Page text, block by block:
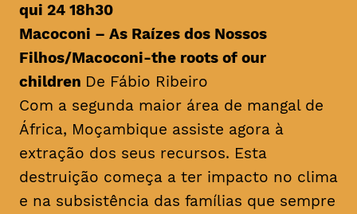
qui 24 18h30
Macoconi – As Raízes dos Nossos
Filhos/Macoconi-the roots of our
children De Fábio Ribeiro
Com a segunda maior área de mangal de
África, Moçambique assiste agora à
extração dos seus recursos. Esta
destruição começa a ter impacto no clima
e na subsistência das famílias que sempre